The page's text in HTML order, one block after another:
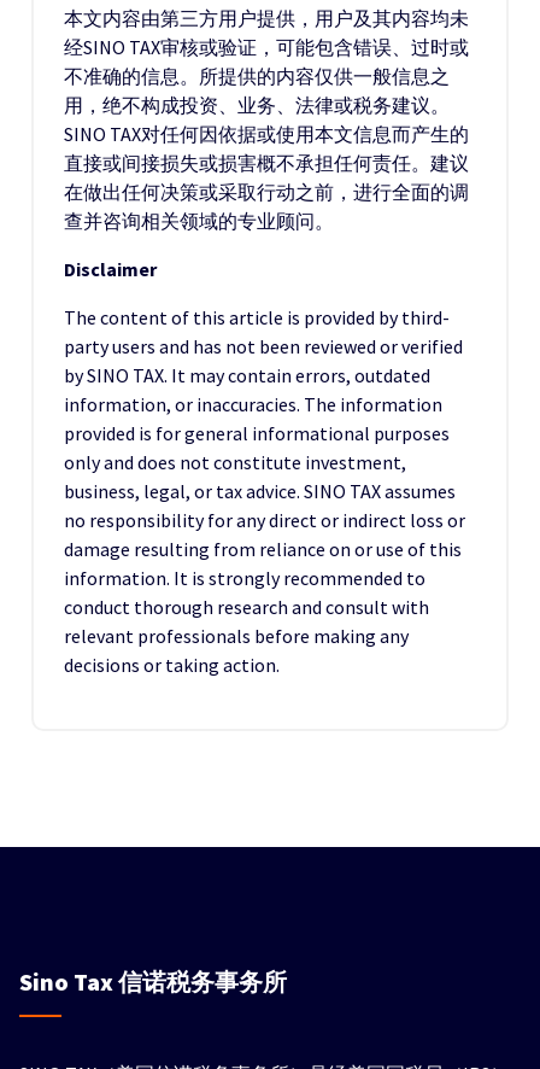
本文内容由第三方用户提供，用户及其内容均未
经SINO TAX审核或验证，可能包含错误、过时或
不准确的信息。所提供的内容仅供一般信息之
用，绝不构成投资、业务、法律或税务建议。
SINO TAX对任何因依据或使用本文信息而产生的
直接或间接损失或损害概不承担任何责任。建议
在做出任何决策或采取行动之前，进行全面的调
查并咨询相关领域的专业顾问。
Disclaimer
The content of this article is provided by third-
party users and has not been reviewed or verified
by SINO TAX. It may contain errors, outdated
information, or inaccuracies. The information
provided is for general informational purposes
only and does not constitute investment,
business, legal, or tax advice. SINO TAX assumes
no responsibility for any direct or indirect loss or
damage resulting from reliance on or use of this
information. It is strongly recommended to
conduct thorough research and consult with
relevant professionals before making any
decisions or taking action.
Sino Tax信诺税务事务所